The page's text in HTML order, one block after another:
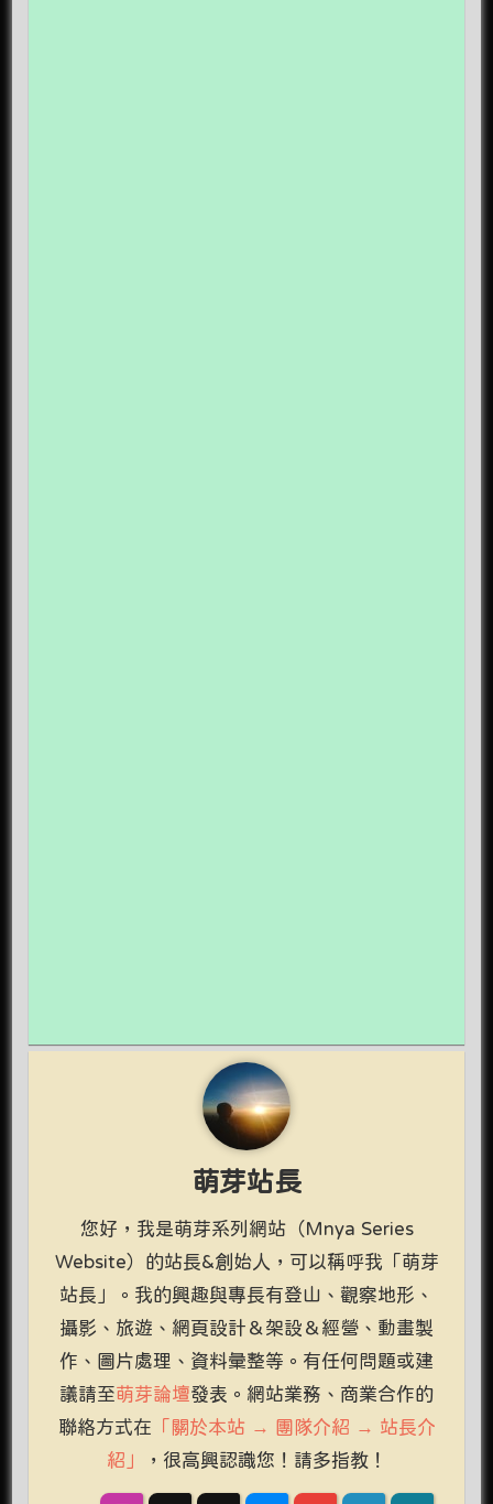
萌芽站長
您好，我是萌芽系列網站（Mnya Series
Website）的站長&創始人，可以稱呼我「萌芽
站長」。我的興趣與專長有登山、觀察地形、
攝影、旅遊、網頁設計＆架設＆經營、動畫製
作、圖片處理、資料彙整等。有任何問題或建
議請至萌芽論壇發表。網站業務、商業合作的
聯絡方式在 「關於本站 → 團隊介紹 → 站長介
紹」
，很高興認識您！請多指教！